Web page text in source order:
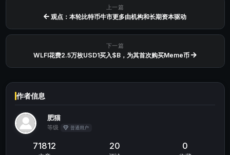
上一篇
观点：本轮比特币牛市更多由机构和长期资本驱动
下一篇
WLFI花费2.5万枚USD1买入$B，为其首次购买Meme币
作者信息
肥猫
等级 普通用户
71812 20 0